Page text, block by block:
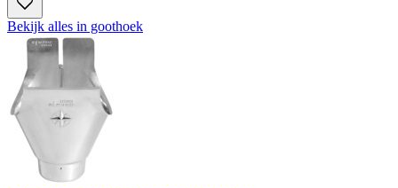
Bekijk alles in goothoek